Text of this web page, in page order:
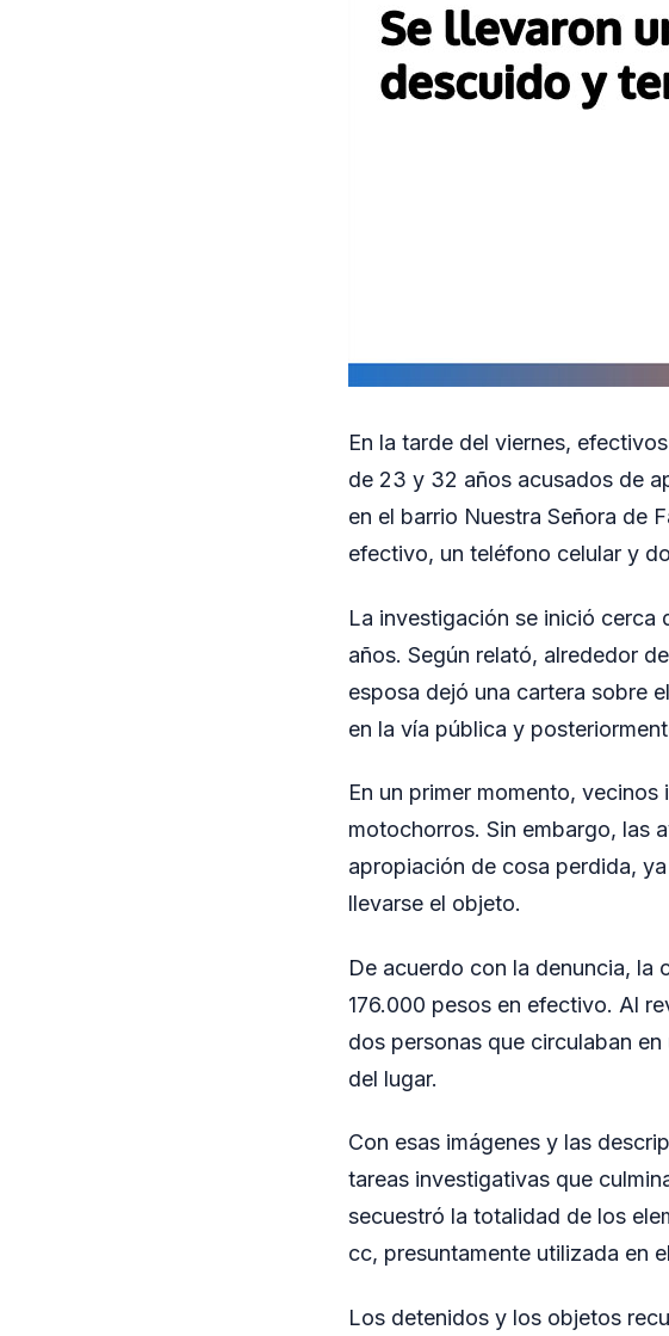
En la tarde del viernes,
de 23 y 32 años acusados de
en el barrio Nuestra Señora de
efectivo, un teléfono celular y
La investigación se inició cerca
años. Según relató, alrededor
esposa dejó una cartera sobre
en la vía pública y
En un primer momento,
motochorros. Sin embargo, las
apropiación de cosa perdida,
llevarse el objeto.
De acuerdo con la denuncia, la
176.000 pesos en efectivo. Al
dos personas que circulaban
del lugar.
Con esas imágenes y las
tareas investigativas que
secuestró la totalidad de los
cc, presuntamente utilizada en
Los detenidos y los objetos